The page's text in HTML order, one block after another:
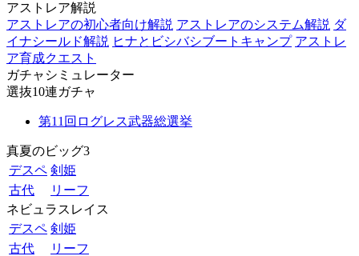
アストレア解説
アストレアの初心者向け解説 アストレアのシステム解説 ダ
イナシールド解説 ヒナとビシバシブートキャンプ アストレ
ア育成クエスト
ガチャシミュレーター
選抜10連ガチャ
第11回ログレス武器総選挙
真夏のビッグ3
デスペ 剣姫
古代
リーフ
ネビュラスレイス
デスペ 剣姫
古代
リーフ